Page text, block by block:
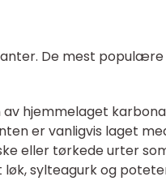
De mest
av hjemmelaget
er vanligvis laget
eller tørkede urter
sylteagurk og